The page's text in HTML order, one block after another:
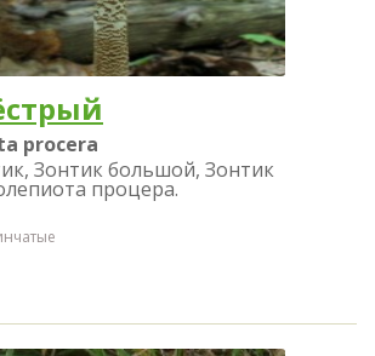
procera
Зонтик большой, Зонтик
процера.